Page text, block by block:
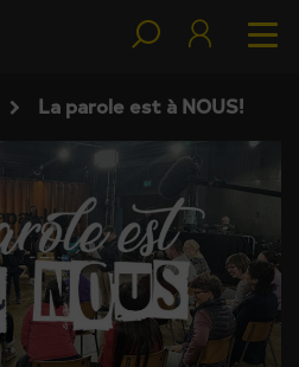
La parole est à NOUS!